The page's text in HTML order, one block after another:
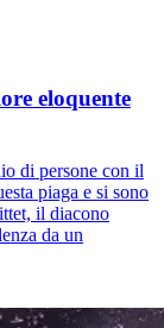
eloquente
di persone con il
piaga e si sono
il diacono
da un